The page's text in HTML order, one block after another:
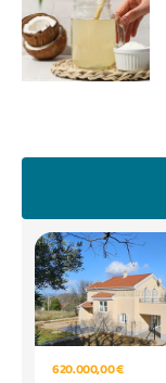
620.000,00 €